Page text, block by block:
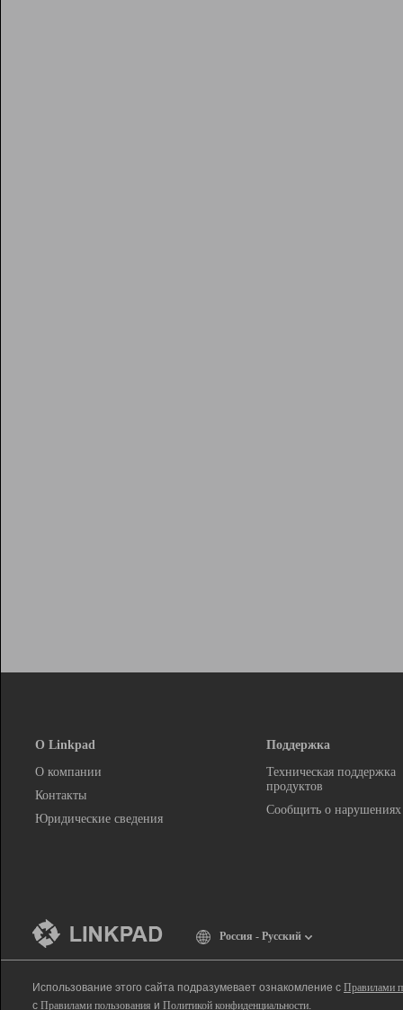
О Linkpad
О компании
Контакты
Юридические сведения
Поддержка
Техническая поддержка
продуктов
Сообщить о нарушениях
Россия - Русский
Использование этого сайта подразумевает ознакомление с Правилами
с Правилами пользования и Политикой конфиденциальности.